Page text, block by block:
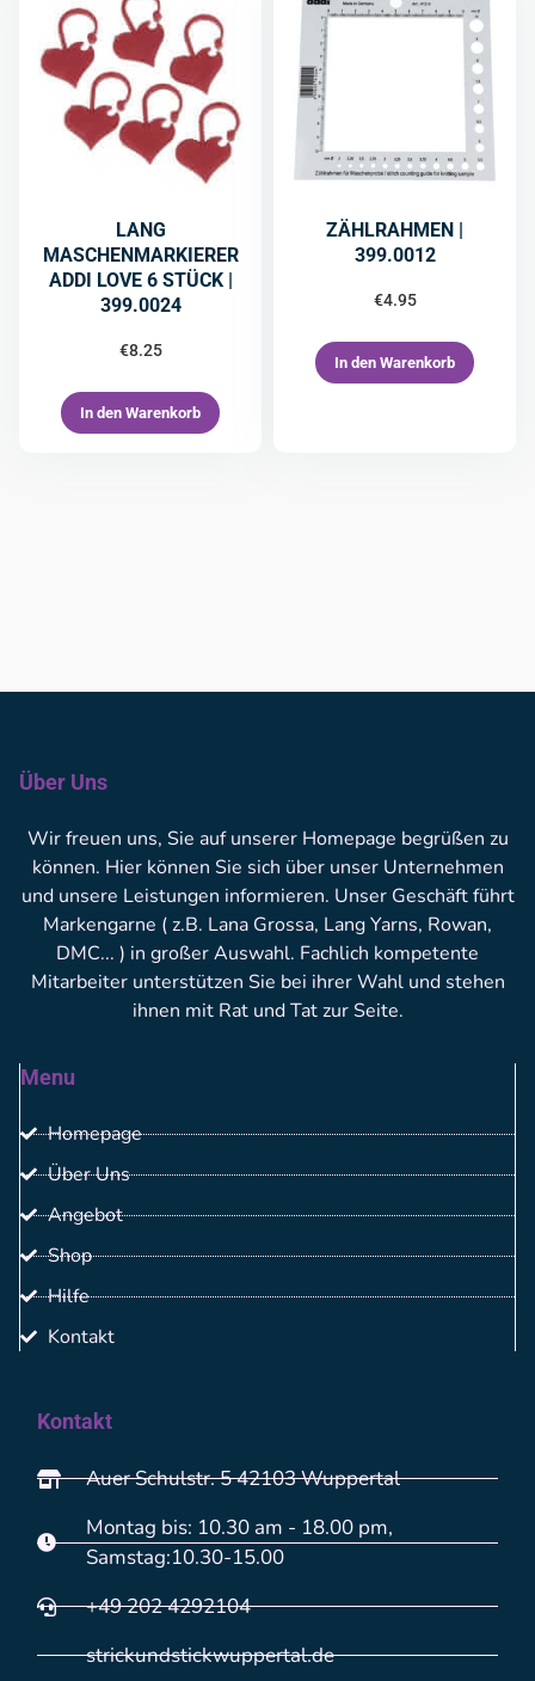
LANG
MASCHENMARKIERER
ADDI LOVE 6 STÜCK |
399.0024
€8.25
In den Warenkorb
ZÄHLRAHMEN |
399.0012
€4.95
In den Warenkorb
Über Uns
Wir freuen uns, Sie auf unserer Homepage begrüßen zu
können. Hier können Sie sich über unser Unternehmen
und unsere Leistungen informieren. Unser Geschäft führt
Markengarne ( z.B. Lana Grossa, Lang Yarns, Rowan,
DMC... ) in großer Auswahl. Fachlich kompetente
Mitarbeiter unterstützen Sie bei ihrer Wahl und stehen
ihnen mit Rat und Tat zur Seite.
Menu
Homepage
Über Uns
Angebot
Shop
Hilfe
Kontakt
Kontakt
Auer Schulstr. 5 42103 Wuppertal
Montag bis: 10.30 am - 18.00 pm,
Samstag:10.30-15.00
+49 202 4292104
strickundstickwuppertal.de